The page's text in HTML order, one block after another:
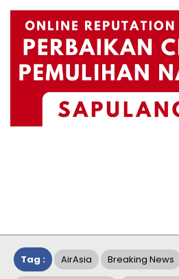
Tag : AirAsia Breaking News